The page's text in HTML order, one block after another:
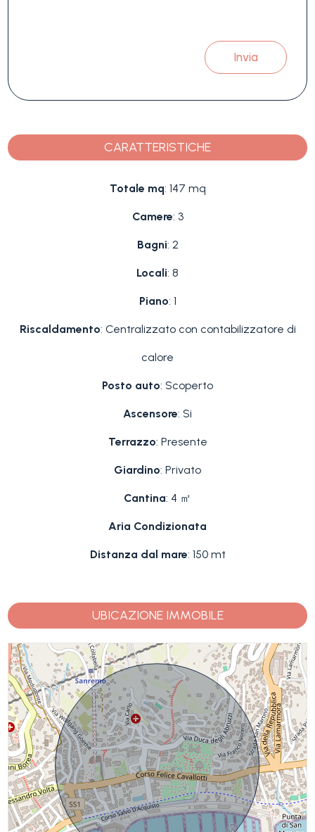
Invia
CARATTERISTICHE
Totale mq: 147 mq
Camere: 3
Bagni: 2
Locali: 8
Piano: 1
Riscaldamento: Centralizzato con contabilizzatore di
calore
Posto auto: Scoperto
Ascensore: Si
Terrazzo: Presente
Giardino: Privato
Cantina: 4 ㎡
Aria Condizionata
Distanza dal mare: 150 mt
UBICAZIONE IMMOBILE